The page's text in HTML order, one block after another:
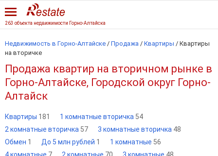
263 объекта недвижимости Горно-Алтайска
Недвижимость в Горно-Алтайске / Продажа / Квартиры / Квартиры
на вторичке
Продажа квартир на вторичном рынке в
Горно-Алтайске, Городской округ Горно-
Алтайск
Квартиры 181 1 комнатные вторичка 54
2 комнатные вторичка 57 3 комнатные вторичка 48
Обмен 1 До 5 млн рублей 1 1 комнатные 56